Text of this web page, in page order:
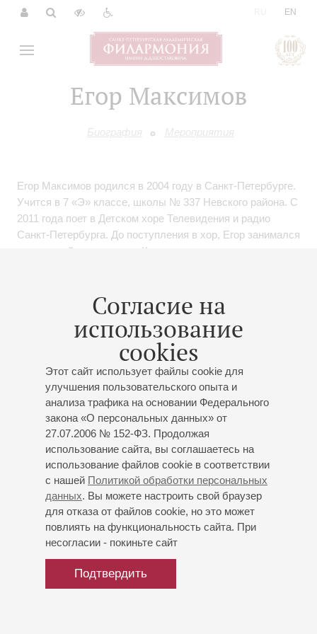
EN
Егор Максимов
Биография Мероприятия
Согласие на
использование
cookies
Этот сайт использует файлы cookie для
улучшения пользовательского опыта и
анализа трафика на основании Федерального
закона «О персональных данных» от
27.07.2006 № 152-ФЗ. Продолжая
использование сайта, вы соглашаетесь на
использование файлов cookie в соответствии
с нашей Политикой обработки персональных
данных. Вы можете настроить свой браузер
для отказа от файлов cookie, но это может
повлиять на функциональность сайта. При
несогласии - покиньте сайт
Подтвердить
Егор Максимов родился в 2004 году в Санкт-Петербурге.
Учится в 7 «Э» классе, школы № 337 Невского района. С
2011 года поет в Детском хоре Телевидения и радио
Санкт-Петербурга. До поступления в хор, Егор занимался
в школьной шоу-студии «Карманы», пел в хоре
концертных площадок и театров Санкт-Петербурга и
В 2014 году исполнил главную роль в мюзикле
«Маленький принц» на сцене Государственной
академической капеллы. В 2014-2015 г.г. играл главные
роли в спектаклях «Буратино» и «Маленький принц»
Детского музыкального лектория «Пикколо», пел в
спектакле Александринского театра «Литургия Zero».
В настоящее время принимает участие в опере «Пиковая
Дама» (исполняет роль Германа в детстве) режиссера
Алексея Степанюка. Также поет в Михайловском театре
в опере «Тоска».